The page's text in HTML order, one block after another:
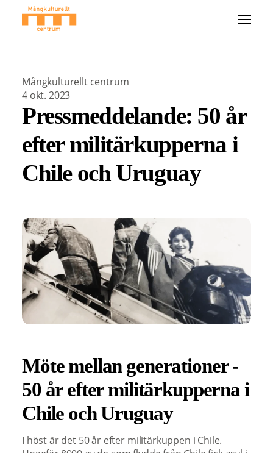
Mångkulturellt centrum
4 okt. 2023
Pressmeddelande: 50 år
efter militärkupperna i
Chile och Uruguay
Möte mellan generationer -
50 år efter militärkupperna i
Chile och Uruguay
I höst är det 50 år efter militärkuppen i Chile.